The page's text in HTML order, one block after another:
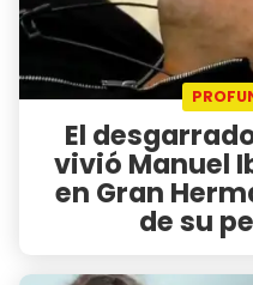
El
vivió Manuel
en Gran
de su